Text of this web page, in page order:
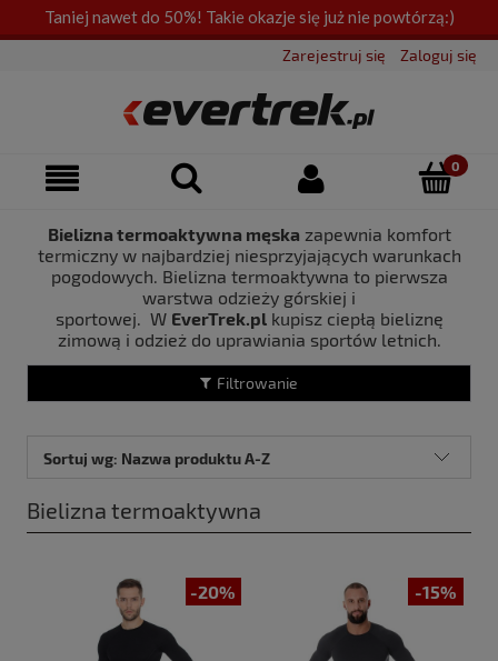
Taniej nawet do 50%! Takie okazje się już nie powtórzą:)
Zarejestruj się Zaloguj się
Filtrowanie
Bielizna termoaktywna męska zapewnia komfort
termiczny w najbardziej niesprzyjających warunkach
pogodowych. Bielizna termoaktywna to pierwsza
warstwa odzieży górskiej i
sportowej. W EverTrek.plkupisz ciepłą bieliznę
zimową i odzież do uprawiania sportów letnich.
Bielizna termoaktywna
Sortuj wg: Nazwa produktu A-Z
-20% -15%